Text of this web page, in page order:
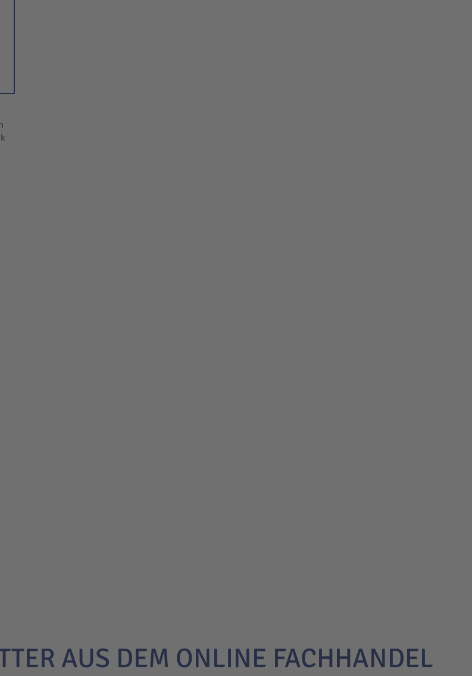
AUS DEM ONLINE FACHHANDEL